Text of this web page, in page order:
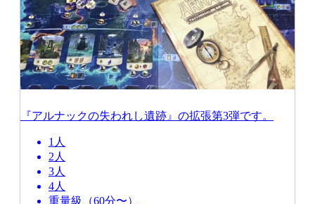
『アルナックの失われし遺跡』の拡張第3弾です。
1人
2人
3人
4人
重量級（60分〜）